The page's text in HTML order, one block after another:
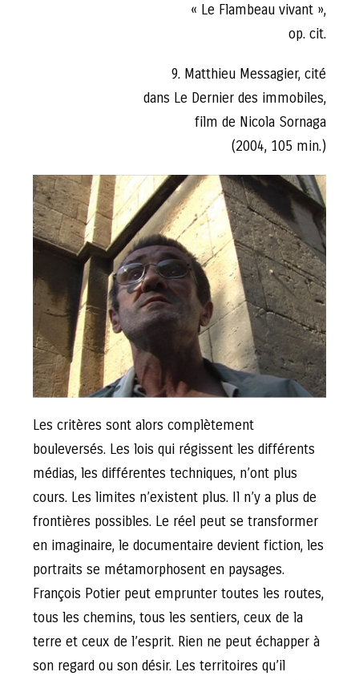
« Le Flambeau vivant »,
op. cit.
9. Matthieu Messagier, cité
dans Le Dernier des immobiles,
film de Nicola Sornaga
(2004, 105 min.)
Les critères sont alors complètement
bouleversés. Les lois qui régissent les différents
médias, les différentes techniques, n’ont plus
cours. Les limites n’existent plus. Il n’y a plus de
frontières possibles. Le réel peut se transformer
en imaginaire, le documentaire devient fiction, les
portraits se métamorphosent en paysages.
François Potier peut emprunter toutes les routes,
tous les chemins, tous les sentiers, ceux de la
terre et ceux de l’esprit. Rien ne peut échapper à
son regard ou son désir. Les territoires qu’il